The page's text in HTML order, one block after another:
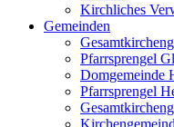
Kirchliches
Gemeinden
Pfarrsprengel
Domgemeinde
Pfarrsprengel